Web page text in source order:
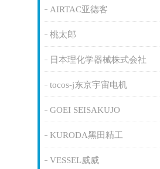
AIRTAC亚德客
桃太郎
日本理化学器械株式会社
tocos-j东京宇宙电机
GOEI SEISAKUJO
KURODA黑田精工
VESSEL威威